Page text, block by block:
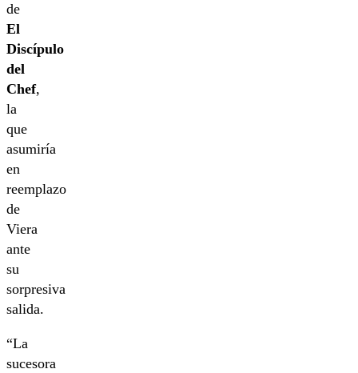
de
El
Discípulo
del
Chef,
la
que
asumiría
en
reemplazo
de
Viera
ante
su
sorpresiva
salida.
“La
sucesora